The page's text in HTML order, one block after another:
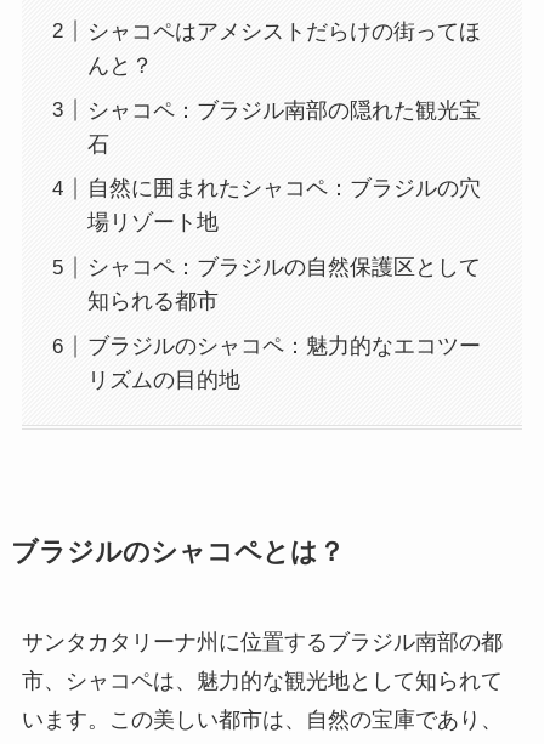
シャコペはアメシストだらけの街ってほ
んと？
シャコペ：ブラジル南部の隠れた観光宝
石
自然に囲まれたシャコペ：ブラジルの穴
場リゾート地
シャコペ：ブラジルの自然保護区として
知られる都市
ブラジルのシャコペ：魅力的なエコツー
リズムの目的地
ブラジルのシャコペとは？
サンタカタリーナ州に位置するブラジル南部の都
市、シャコペは、魅力的な観光地として知られて
います。この美しい都市は、自然の宝庫であり、